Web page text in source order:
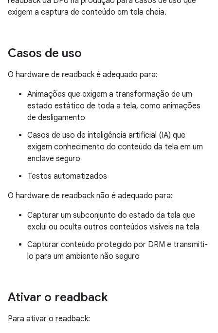
exigem a captura de conteúdo em tela cheia.
Casos de uso
O hardware de readback é adequado para:
Animações que exigem a transformação de um
estado estático de toda a tela, como animações
de desligamento
Casos de uso de inteligência artificial (IA) que
exigem conhecimento do conteúdo da tela em um
enclave seguro
Testes automatizados
O hardware de readback não é adequado para:
Capturar um subconjunto do estado da tela que
exclui ou oculta outros conteúdos visíveis na tela
Capturar conteúdo protegido por DRM e transmiti-
lo para um ambiente não seguro
Ativar o readback
Para ativar o readback: